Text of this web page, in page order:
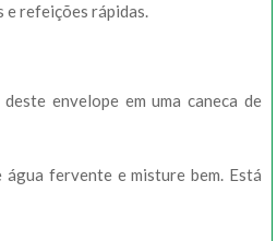
e refeições rápidas.
envelope em uma caneca de
fervente e misture bem. Está